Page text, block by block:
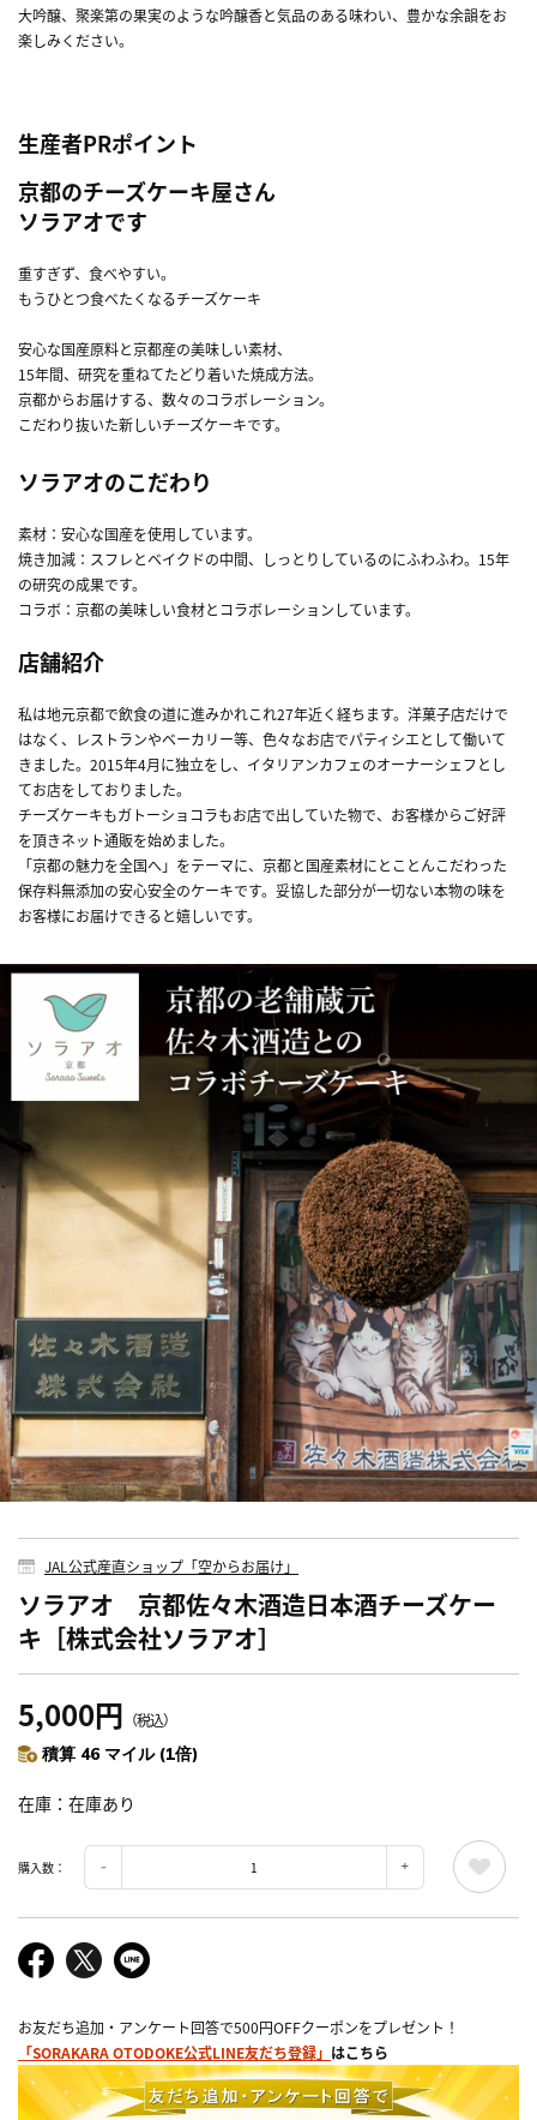
大吟醸、聚楽第の果実のような吟醸香と気品のある味わい、豊かな余韻をお
楽しみください。
生産者PRポイント
京都のチーズケーキ屋さん
ソラアオです
重すぎず、食べやすい。
もうひとつ食べたくなるチーズケーキ
安心な国産原料と京都産の美味しい素材、
15年間、研究を重ねてたどり着いた焼成方法。
京都からお届けする、数々のコラボレーション。
こだわり抜いた新しいチーズケーキです。
ソラアオのこだわり
素材：安心な国産を使用しています。
焼き加減：スフレとベイクドの中間、しっとりしているのにふわふわ。15年
の研究の成果です。
コラボ：京都の美味しい食材とコラボレーションしています。
店舗紹介
私は地元京都で飲食の道に進みかれこれ27年近く経ちます。洋菓子店だけで
はなく、レストランやベーカリー等、色々なお店でパティシエとして働いて
きました。2015年4月に独立をし、イタリアンカフェのオーナーシェフとし
てお店をしておりました。
チーズケーキもガトーショコラもお店で出していた物で、お客様からご好評
を頂きネット通販を始めました。
「京都の魅力を全国へ」をテーマに、京都と国産素材にとことんこだわった
保存料無添加の安心安全のケーキです。妥協した部分が一切ない本物の味を
お客様にお届けできると嬉しいです。
JAL公式産直ショップ「空からお届け」
ソラアオ 京都佐々木酒造日本酒チーズケー
キ［株式会社ソラアオ］
5,000円 （税込）
積算 46 マイル (1倍)
在庫 在庫あり
購入数：
お友だち追加・アンケート回答で500円OFFクーポンをプレゼント！
「SORAKARA OTODOKE公式LINE友だち登録」 はこちら